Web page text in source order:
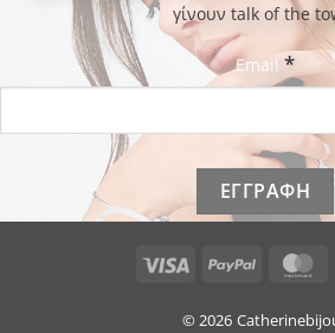
γίνουν talk of the
Email *
Visa PayPal
© 2026